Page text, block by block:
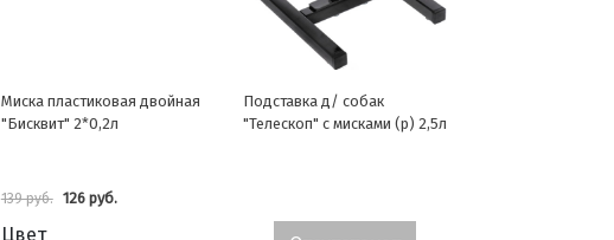
Миска пластиковая двойная
"Бисквит" 2*0,2л
139 руб. 126 руб.
Цвет
Подставка д/ собак
"Телескоп" с мисками (р) 2,5л